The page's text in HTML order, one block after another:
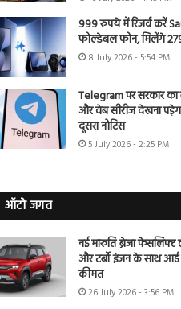
999 रुपये में रिजर्व करें
फोल्डेबल फोन, मिलेंगे
8 July 2026 - 5:54 PM
Telegram पर सरकार
और वेब सीरीज देखना पड़ेगा
दूसरा नोटिस
5 July 2026 - 2:25 PM
ऑटो जगत
नई मारुति ब्रेजा फेसलिफ्ट
और टर्बो इंजन के साथ आई
कीमत
26 July 2026 - 3:56 PM